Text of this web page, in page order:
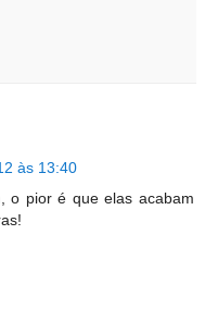
às 13:40
o pior é que elas acabam